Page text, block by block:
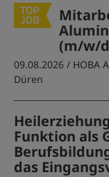
(m/w/
09.08.2026 / HOBA
Düren
Funktion als
das